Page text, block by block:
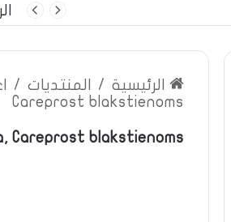
الرئيسية / المنتديات /
Careprost blakstienoms
Careprost blakstienoms